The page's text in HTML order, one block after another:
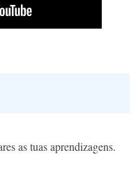
as tuas aprendizagens.